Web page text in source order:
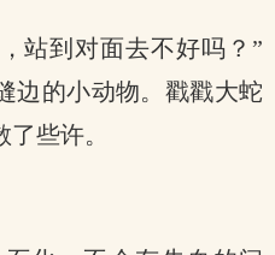
站到对面去不好吗？”
边的小动物。戳戳大蛇
些许。